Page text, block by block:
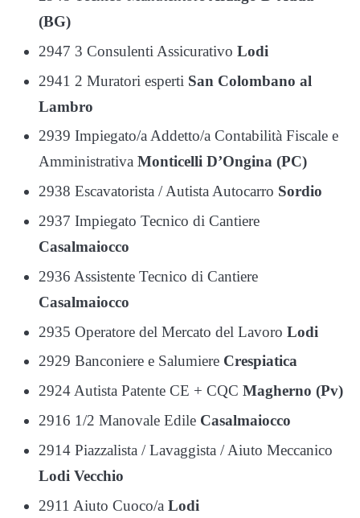
(BG)
2947 3 Consulenti Assicurativo Lodi
2941 2 Muratori esperti San Colombano al
Lambro
2939 Impiegato/a Addetto/a Contabilità Fiscale e
Amministrativa Monticelli D’Ongina (PC)
2938 Escavatorista / Autista Autocarro Sordio
2937 Impiegato Tecnico di Cantiere
Casalmaiocco
2936 Assistente Tecnico di Cantiere
Casalmaiocco
2935 Operatore del Mercato del Lavoro Lodi
2929 Banconiere e Salumiere Crespiatica
2924 Autista Patente CE + CQC Magherno (Pv)
2916 1/2 Manovale Edile Casalmaiocco
2914 Piazzalista / Lavaggista / Aiuto Meccanico
Lodi Vecchio
2911 Aiuto Cuoco/a Lodi